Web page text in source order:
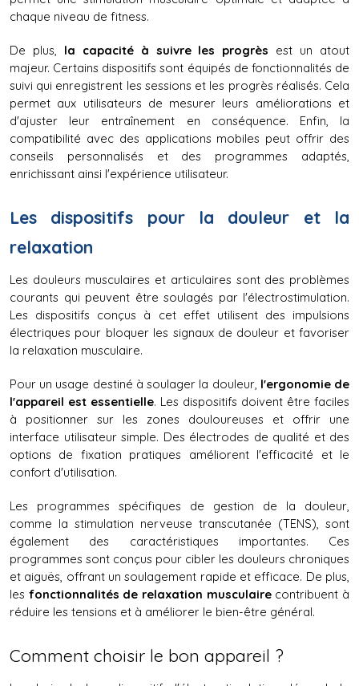
chaque niveau de fitness.
De plus, la capacité à suivre les progrès est un atout
majeur. Certains dispositifs sont équipés de fonctionnalités de
suivi qui enregistrent les sessions et les progrès réalisés. Cela
permet aux utilisateurs de mesurer leurs améliorations et
d'ajuster leur entraînement en conséquence. Enfin, la
compatibilité avec des applications mobiles peut offrir des
conseils personnalisés et des programmes adaptés,
enrichissant ainsi l'expérience utilisateur.
Les dispositifs pour la douleur et la
relaxation
Les douleurs musculaires et articulaires sont des problèmes
courants qui peuvent être soulagés par l'électrostimulation.
Les dispositifs conçus à cet effet utilisent des impulsions
électriques pour bloquer les signaux de douleur et favoriser
la relaxation musculaire.
Pour un usage destiné à soulager la douleur, l'ergonomie de
l'appareil est essentielle. Les dispositifs doivent être faciles
à positionner sur les zones douloureuses et offrir une
interface utilisateur simple. Des électrodes de qualité et des
options de fixation pratiques améliorent l'efficacité et le
confort d'utilisation.
Les programmes spécifiques de gestion de la douleur,
comme la stimulation nerveuse transcutanée (TENS), sont
également des caractéristiques importantes. Ces
programmes sont conçus pour cibler les douleurs chroniques
et aiguës, offrant un soulagement rapide et efficace. De plus,
les fonctionnalités de relaxation musculaire contribuent à
réduire les tensions et à améliorer le bien-être général.
Comment choisir le bon appareil ?